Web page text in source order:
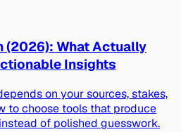
(2026): What Actually
Insights
on your sources, stakes,
to choose tools that produce
of polished guesswork.